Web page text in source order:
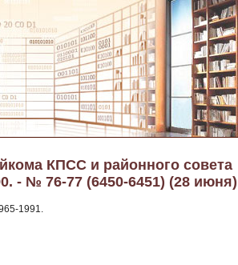
КПСС и районного совета
- № 76-77 (6450-6451) (28 июня)
1991.